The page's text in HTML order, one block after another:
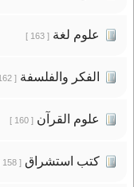
علوم لغة[ 163 ]
الفكر والفلسفة[ 162 ]
علوم القرآن[ 160 ]
كتب استشراق[ 158 ]